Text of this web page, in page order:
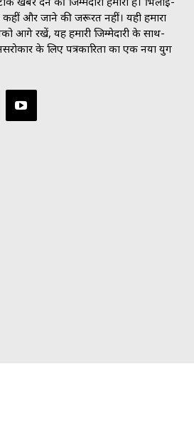
और जाने की जरूरत नहीं। यही हमारा
आगे रखें, यह हमारी जिम्मेदारी के साथ-
के लिए पत्रकारिता का एक नया युग